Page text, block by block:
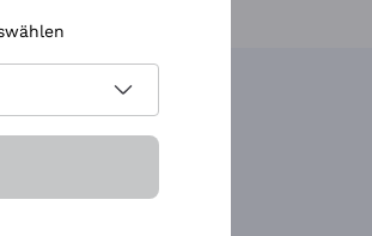
Brauchen Sie Hilfe?